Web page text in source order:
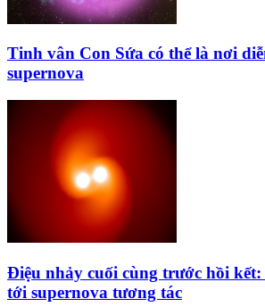
Tinh vân Con Sứa có thể là nơi
supernova
Điệu nhảy cuối cùng trước hồi kết:
tới supernova tương tác